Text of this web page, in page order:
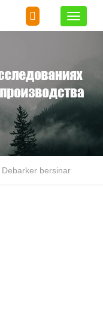
Debarker bersinar